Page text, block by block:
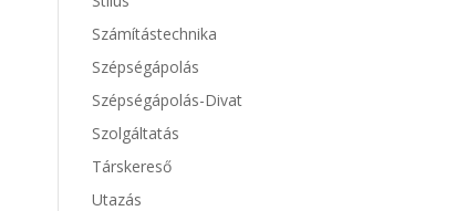
Számítástechnika
Szépségápolás
Szépségápolás-Divat
Szolgáltatás
Társkereső
Utazás